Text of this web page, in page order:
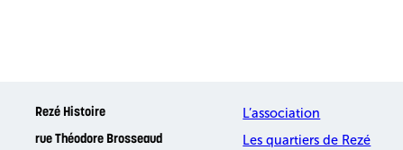
Rezé Histoire
rue Théodore Brosseaud
L’association
Les quartiers de Rezé